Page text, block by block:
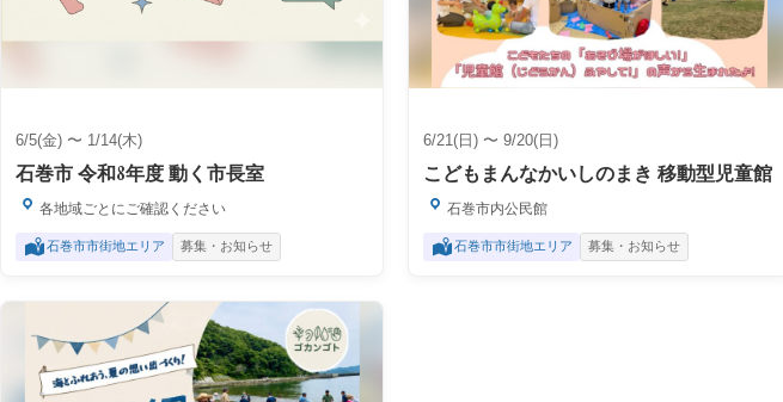
6/5(金) 〜 1/14(木)
石巻市 令和8年度 動く市長室
各地域ごとにご確認ください
石巻市市街地エリア 募集・お知らせ
6/21(日) 〜 9/20(日)
こどもまんなかいしのまき 移動型児童館
石巻市内公民館
石巻市市街地エリア 募集・お知らせ